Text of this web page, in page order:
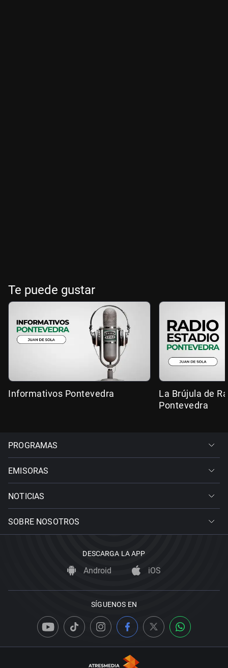
Te puede gustar
Informativos Pontevedra
La Brújula de
Pontevedra
PROGRAMAS
EMISORAS
NOTICIAS
SOBRE NOSOTROS
DESCARGA LA APP
Android iOS
SÍGUENOS EN